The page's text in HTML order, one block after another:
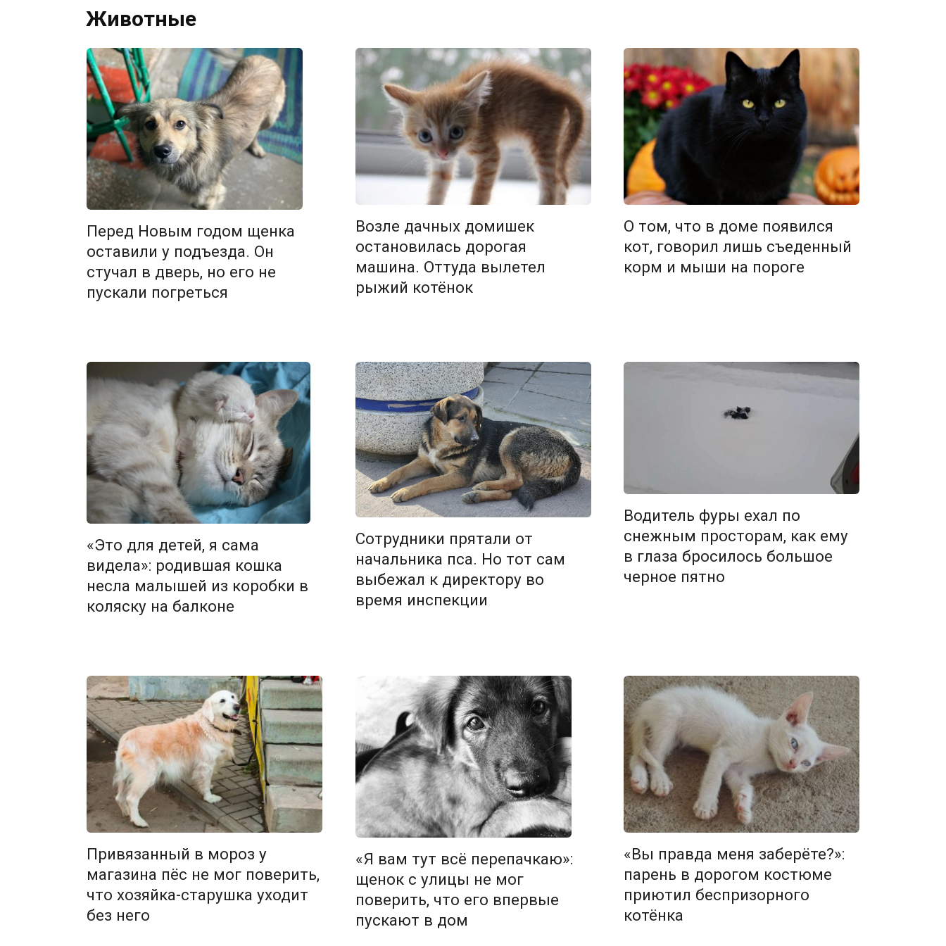
Животные
Перед Новым годом щенка
оставили у подъезда. Он
стучал в дверь, но его не
пускали погреться
Возле дачных домишек
остановилась дорогая
машина. Оттуда вылетел
рыжий котёнок
О том, что в доме появился
кот, говорил лишь съеденный
корм и мыши на пороге
«Это для детей, я сама
видела»: родившая кошка
несла малышей из коробки в
коляску на балконе
Сотрудники прятали от
начальника пса. Но тот сам
выбежал к директору во
время инспекции
Водитель фуры ехал по
снежным просторам, как ему
в глаза бросилось большое
черное пятно
Привязанный в мороз у
магазина пёс не мог поверить,
что хозяйка-старушка уходит
без него
«Я вам тут всё перепачкаю»:
щенок с улицы не мог
поверить, что его впервые
пускают в дом
«Вы правда меня заберёте?»:
парень в дорогом костюме
приютил беспризорного
котёнка